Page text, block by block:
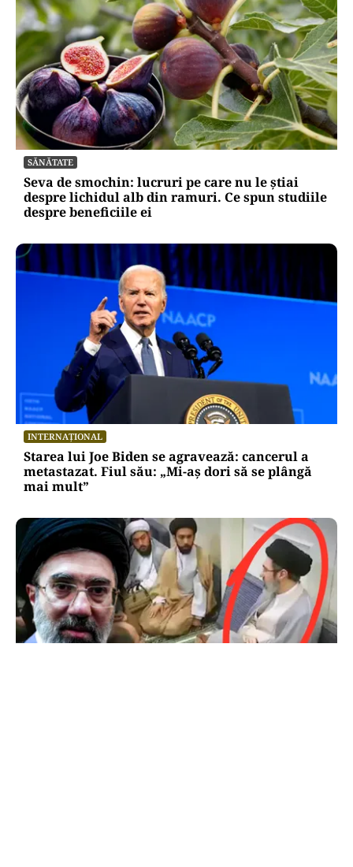
SĂNĂTATE
Seva de smochin: lucruri pe care nu le știai
despre lichidul alb din ramuri. Ce spun studiile
despre beneficiile ei
INTERNAȚIONAL
Starea lui Joe Biden se agravează: cancerul a
metastazat. Fiul său: „Mi-aș dori să se plângă
mai mult”